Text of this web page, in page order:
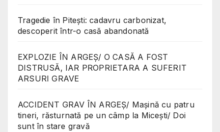
Tragedie în Pitești: cadavru carbonizat,
descoperit într-o casă abandonată
EXPLOZIE ÎN ARGEȘ/ O CASĂ A FOST
DISTRUSĂ, IAR PROPRIETARA A SUFERIT
ARSURI GRAVE
ACCIDENT GRAV ÎN ARGEȘ/ Mașină cu patru
tineri, răsturnată pe un câmp la Micești/ Doi
sunt în stare gravă